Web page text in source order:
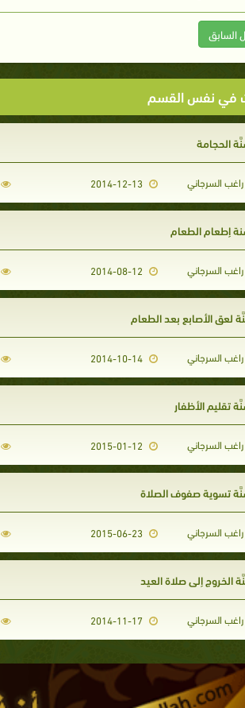
السابق
في نفس القسم
الحجامة
السرجاني 2014-12-13
إطعام الطعام
السرجاني
لعق الأصابع بعد الطعام
السرجاني 2014-10-14
تقليم الأظفار
السرجاني
تسوية صفوف الصلاة
السرجاني 2015-06-23
الخروج إلى صلاة العيد
السرجاني